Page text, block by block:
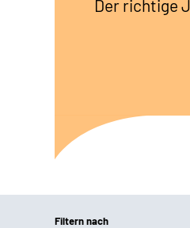
Der richtige
Filtern nach